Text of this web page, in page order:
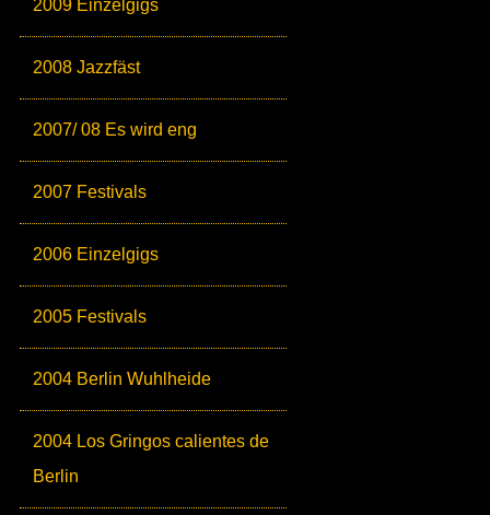
2009 Einzelgigs
2008 Jazzfäst
2007/ 08 Es wird eng
2007 Festivals
2006 Einzelgigs
2005 Festivals
2004 Berlin Wuhlheide
2004 Los Gringos calientes de
Berlin